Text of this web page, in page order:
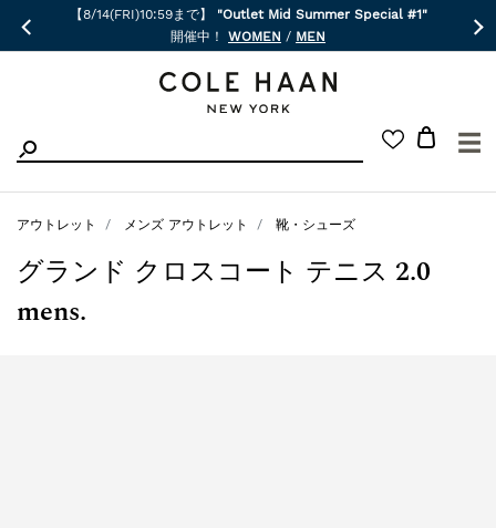
【8/14(FRI)10:59まで】
"Outlet Mid Summer Special #1"
開催中！ WOMEN / MEN
☰
アウトレット メンズ アウトレット 靴・シューズ
グランド クロスコート テニス 2.0
mens.